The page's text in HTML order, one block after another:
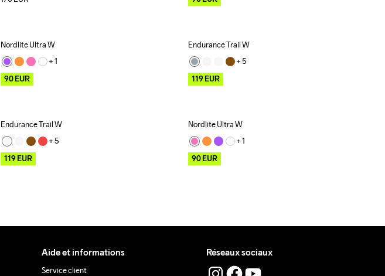
Outlet
Nordlite Ultra W
+ 1
90EUR
Outlet
Endurance Trail W
+ 5
119EUR
Outlet
Endurance Trail W
+ 5
119EUR
Outlet
Nordlite Ultra W
+ 1
90EUR
Aide et informations
Service client
Réseaux sociaux